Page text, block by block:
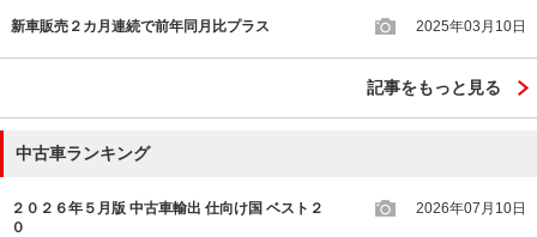
新車販売２カ月連続で前年同月比プラス 2025年03月10日
記事をもっと見る
中古車ランキング
２０２６年５月版 中古車輸出 仕向け国 ベスト２
０
2026年07月10日